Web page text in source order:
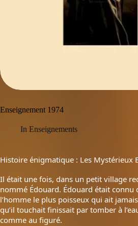
Enseignement 1974
In Enseignements
Histoire énigmatique : Les Mystérieux
Il était une fois, dans un petit village
nommé Édouard. Édouard était connu
l’homme le plus poisseux qui ait
qu’il touchait finissait par tomber à
comme au figuré.